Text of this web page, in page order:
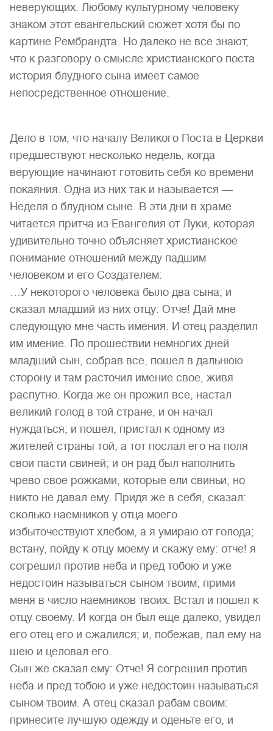
неверующих. Любому культурному человеку
знаком этот евангельский сюжет хотя бы по
картине Рембрандта. Но далеко не все знают,
что к разговору о смысле христианского поста
история блудного сына имеет самое
непосредственное отношение.
Дело в том, что началу Великого Поста в Церкви
предшествуют несколько недель, когда
верующие начинают готовить себя ко времени
покаяния. Одна из них так и называется —
Неделя о блудном сыне. В эти дни в храме
читается притча из Евангелия от Луки, которая
удивительно точно объясняет христианское
понимание отношений между падшим
человеком и его Создателем:
…У некоторого человека было два сына; и
сказал младший из них отцу: Отче! Дай мне
следующую мне часть имения. И отец разделил
им имение. По прошествии немногих дней
младший сын, собрав все, пошел в дальнюю
сторону и там расточил имение свое, живя
распутно. Когда же он прожил все, настал
великий голод в той стране, и он начал
нуждаться; и пошел, пристал к одному из
жителей страны той, а тот послал его на поля
свои пасти свиней; и он рад был наполнить
чрево свое рожками, которые ели свиньи, но
никто не давал ему. Придя же в себя, сказал:
сколько наемников у отца моего
избыточествуют хлебом, а я умираю от голода;
встану, пойду к отцу моему и скажу ему: отче! я
согрешил против неба и пред тобою и уже
недостоин называться сыном твоим; прими
меня в число наемников твоих. Встал и пошел к
отцу своему. И когда он был еще далеко, увидел
его отец его и сжалился; и, побежав, пал ему на
шею и целовал его.
Сын же сказал ему: Отче! Я согрешил против
неба и пред тобою и уже недостоин называться
сыном твоим. А отец сказал рабам своим:
принесите лучшую одежду и оденьте его, и